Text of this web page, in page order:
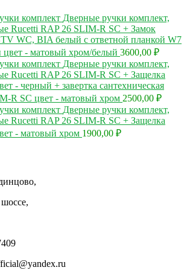
Дверные ручки комплект,
Rucetti RAP 26 SLIM-R SC + Замок
WC, BIA белый с ответной планкой W7
цвет - матовый хром/белый 3600,00 ₽
Дверные ручки комплект,
Rucetti RAP 26 SLIM-R SC + Защелка
- черный + завертка сантехническая
R SC цвет - матовый хром 2500,00 ₽
Дверные ручки комплект,
Rucetti RAP 26 SLIM-R SC + Защелка
- матовый хром 1900,00 ₽